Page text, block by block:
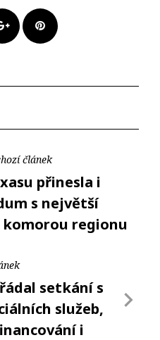
článek
přinesla i
s největší
regionu
setkání s
služeb,
i